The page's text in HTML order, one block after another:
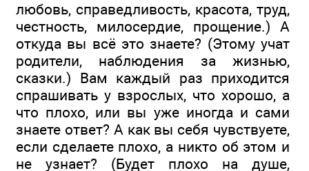
любовь, справедливость, красота, труд,
честность, милосердие, прощение.) А
откуда вы всё это знаете? (Этому учат
родители, наблюдения за жизнью,
сказки.) Вам каждый раз приходится
спрашивать у взрослых, что хорошо, а
что плохо, или вы уже иногда и сами
знаете ответ? А как вы себя чувствуете,
если сделаете плохо, а никто об этом и
не узнает? (Будет плохо на душе,